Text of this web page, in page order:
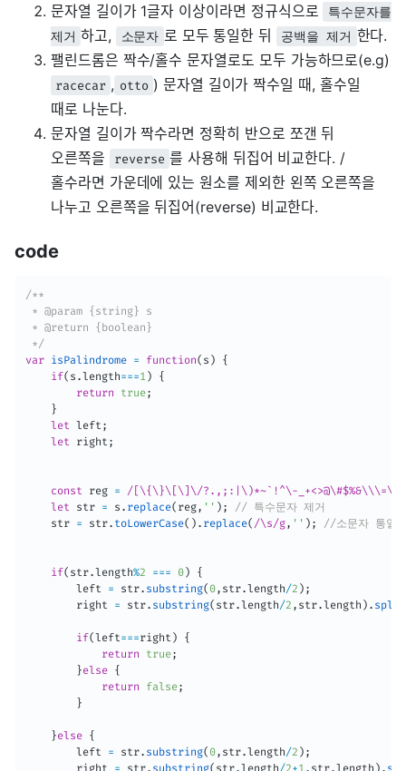
문자열 길이가 1글자 이상이라면 정규식으로
특수문자를
제거 하고, 소문자 로 모두 통일한 뒤 공백을 제거 한다.
팰린드롬은 짝수/홀수 문자열로도 모두 가능하므로(e.g)
racecar , otto ) 문자열 길이가 짝수일 때, 홀수일
때로 나눈다.
문자열 길이가 짝수라면 정확히 반으로 쪼갠 뒤
오른쪽을
reverse 를 사용해 뒤집어 비교한다. /
홀수라면 가운데에 있는 원소를 제외한 왼쪽 오른쪽을
나누고 오른쪽을 뒤집어(reverse) 비교한다.
code
/**
* @param {string} s
* @return {boolean}
*/
var isPalindrome = function( s )
{
if( s .length===1 )
{
return
true;
}
let left ;
let right ;
const reg =
/[\{\}\[\]\/?.,;:|\)*~`!^\-
let str = s . replace( reg, '' ) ;
// 특수문자 제거
    str
= str. toLowerCase( ) . replace( /\s/g, '' ) ; //소문자 통일
if( str.length%2 === 0)
{
        left
= str. substring( 0, str.length/2 ) ;
        right
= str. substring( str.length/2 , str.length ) . split
if(left===right )
{
return
true;
}else {
return
false;
}
}else {
        left
= str. substring( 0, str.length/2 ) ;
        right
= str. substring( str.length/2+1 , str.length ) .